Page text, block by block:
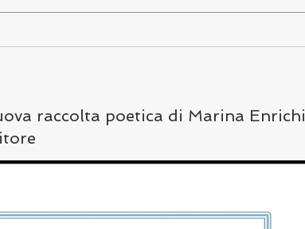
raccolta poetica di Marina Enrichi